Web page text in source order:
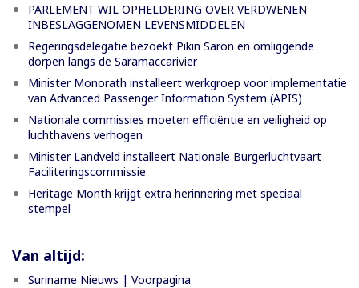
PARLEMENT WIL OPHELDERING OVER VERDWENEN
INBESLAGGENOMEN LEVENSMIDDELEN
Regeringsdelegatie bezoekt Pikin Saron en omliggende
dorpen langs de Saramaccarivier
Minister Monorath installeert werkgroep voor implementatie
van Advanced Passenger Information System (APIS)
Nationale commissies moeten efficiëntie en veiligheid op
luchthavens verhogen
Minister Landveld installeert Nationale Burgerluchtvaart
Faciliteringscommissie
Heritage Month krijgt extra herinnering met speciaal
stempel
Van altijd:
Suriname Nieuws | Voorpagina